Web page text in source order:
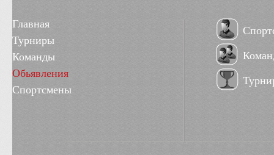
Главная
Турниры
Команды
Обьявления
Спортсмены